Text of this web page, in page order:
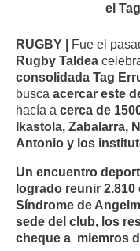
el
RUGBY | Fue el
Rugby Taldea
consolidada Tag
busca acercar este
hacía a cerca de
Ikastola, Zabalarra,
Antonio y los
Un encuentro
logrado reunir 2.810
Síndrome de
sede del club, los
cheque a miemros